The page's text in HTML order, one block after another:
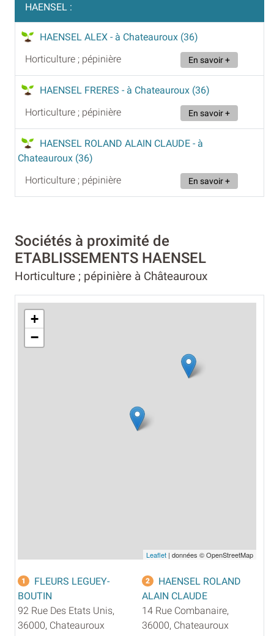
HAENSEL :
HAENSEL ALEX - à Chateauroux (36)
Horticulture ; pépinière
En savoir +
HAENSEL FRERES - à Chateauroux (36)
Horticulture ; pépinière
En savoir +
HAENSEL ROLAND ALAIN CLAUDE - à
Chateauroux (36)
Horticulture ; pépinière
En savoir +
Sociétés à proximité de
ETABLISSEMENTS HAENSEL
Horticulture ; pépinière à Châteauroux
+
−
Leaflet | données © OpenStreetMap
1
FLEURS LEGUEY-
BOUTIN
92 Rue Des Etats Unis,
36000, Chateauroux
2
HAENSEL ROLAND
ALAIN CLAUDE
14 Rue Combanaire,
36000, Chateauroux